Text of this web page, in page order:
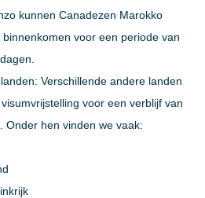
kunnen Canadezen Marokko
voor een periode van
Verschillende andere landen
voor een verblijf van
Onder hen vinden we vaak: